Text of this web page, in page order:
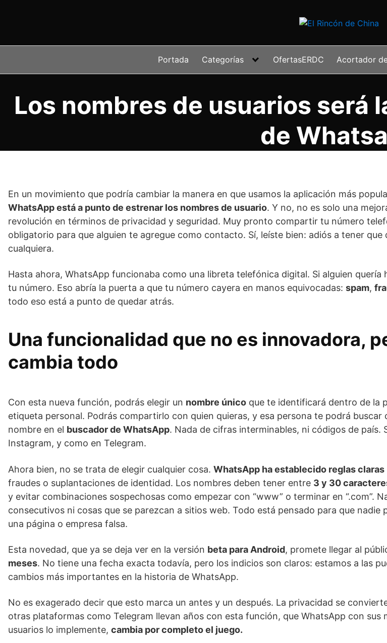
Portada Categorías OfertasERDC Acortador
Los nombres de usuarios será
de
En un movimiento que podría cambiar la manera en que usamos la aplicación más
WhatsApp está a punto de estrenar los nombres de usuario. Y no, no es solo una
revolución en términos de privacidad y seguridad. Muy pronto compartir tu número
obligatorio para que alguien te agregue como contacto. Sí, leíste bien: adiós a tener que
cualquiera.
Hasta ahora, WhatsApp funcionaba como una libreta telefónica digital. Si alguien
tu número. Eso abría la puerta a que tu número cayera en manos equivocadas: spam,
todo eso está a punto de quedar atrás.
Una funcionalidad que no es innovadora,
cambia todo
Con esta nueva función, podrás elegir un nombre único que te identificará dentro de la
etiqueta personal. Podrás compartirlo con quien quieras, y esa persona te podrá buscar
nombre en el buscador de WhatsApp. Nada de cifras interminables, ni códigos de país.
Instagram, y como en Telegram.
Ahora bien, no se trata de elegir cualquier cosa. WhatsApp ha establecido reglas claras
fraudes o suplantaciones de identidad. Los nombres deben tener entre 3 y 30
y evitar combinaciones sospechosas como empezar con “www” o terminar en “.com”.
consecutivos ni cosas que se parezcan a sitios web. Todo está pensado para que nadie
una página o empresa falsa.
Esta novedad, que ya se deja ver en la versión beta para Android, promete llegar al
meses. No tiene una fecha exacta todavía, pero los indicios son claros: estamos a las
cambios más importantes en la historia de WhatsApp.
No es exagerado decir que esto marca un antes y un después. La privacidad se
otras plataformas como Telegram llevan años con esta función, que WhatsApp con sus
usuarios lo implemente, cambia por completo el juego.